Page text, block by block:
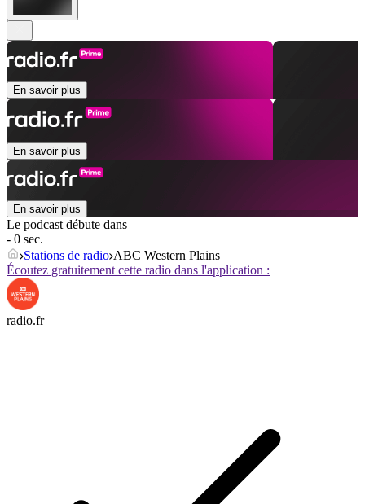
En savoir plus
En savoir plus
En savoir plus
Le podcast débute dans
- 0 sec.
Stations de radio ABC Western Plains
Écoutez gratuitement cette radio dans l'application :
radio.fr